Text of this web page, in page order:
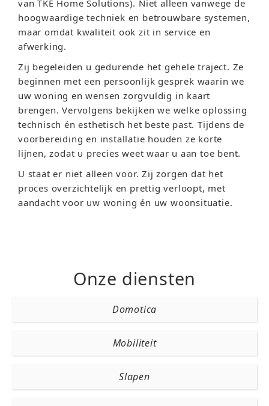
van TKE Home Solutions). Niet alleen vanwege de
hoogwaardige techniek en betrouwbare systemen,
maar omdat kwaliteit ook zit in service en
afwerking.
Zij begeleiden u gedurende het gehele traject. Ze
beginnen met een persoonlijk gesprek waarin we
uw woning en wensen zorgvuldig in kaart
brengen. Vervolgens bekijken we welke oplossing
technisch én esthetisch het beste past. Tijdens de
voorbereiding en installatie houden ze korte
lijnen, zodat u precies weet waar u aan toe bent.
U staat er niet alleen voor. Zij zorgen dat het
proces overzichtelijk en prettig verloopt, met
aandacht voor uw woning én uw woonsituatie.
Onze diensten
Domotica
Mobiliteit
Slapen